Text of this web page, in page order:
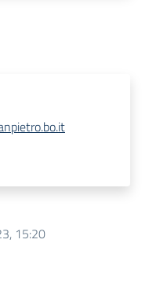
15:20